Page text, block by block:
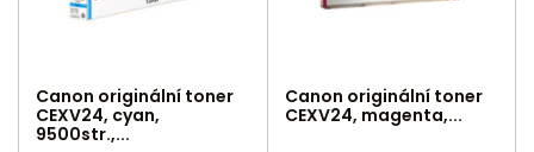
Canon originální toner
CEXV24, cyan,
9500str.,...
Canon originální toner
CEXV24, magenta,...